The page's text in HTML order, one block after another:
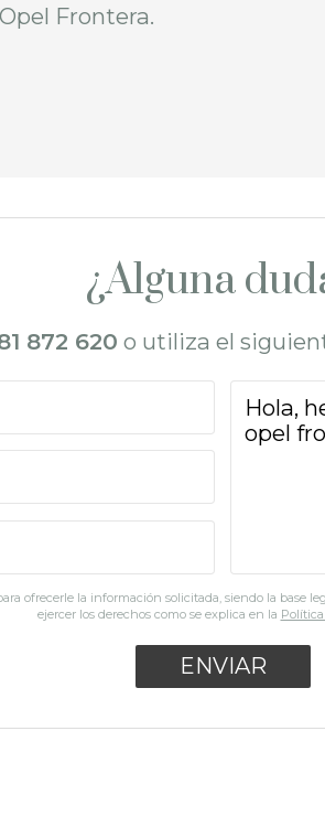
Frontera.
¿Alguna
872 620 o utiliza el
ofrecerle la información solicitada, siendo la base
ejercer los derechos como se explica en la